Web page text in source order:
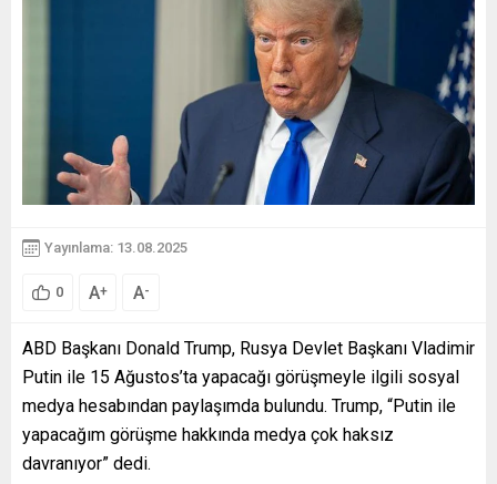
Yayınlama: 13.08.2025
0 A+ A-
ABD Başkanı Donald Trump, Rusya Devlet Başkanı Vladimir
Putin ile 15 Ağustos’ta yapacağı görüşmeyle ilgili sosyal
medya hesabından paylaşımda bulundu. Trump, “Putin ile
yapacağım görüşme hakkında medya çok haksız
davranıyor” dedi.